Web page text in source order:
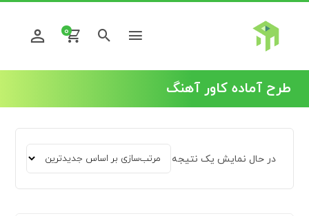
0
طرح آماده کاور آهنگ
در حال نمایش یک نتیجه